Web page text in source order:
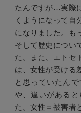
たんですが…実際
くようになって自
になりました。も
そして歴史につい
た。また、エトセ
は、女性が受ける
と思っていたん
や、違いがある
た。女性＝被害者